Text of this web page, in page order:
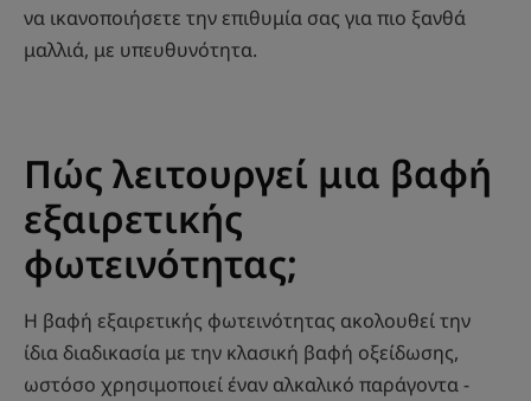
να ικανοποιήσετε την επιθυμία σας για πιο ξανθά
μαλλιά, με υπευθυνότητα.
Πώς λειτουργεί μια βαφή
εξαιρετικής
φωτεινότητας;
Η βαφή εξαιρετικής φωτεινότητας ακολουθεί την
ίδια διαδικασία με την κλασική βαφή οξείδωσης,
ωστόσο χρησιμοποιεί έναν αλκαλικό παράγοντα -